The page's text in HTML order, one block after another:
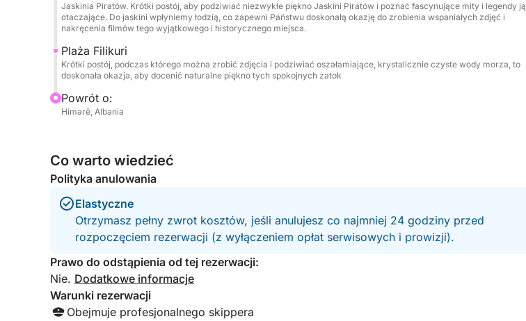
Jaskinia Piratów. Krótki postój, aby podziwiać niezwykłe piękno Jaskini Piratów i poznać fascynujące mity i legendy ją
otaczające. Do jaskini wpłyniemy łodzią, co zapewni Państwu doskonałą okazję do zrobienia wspaniałych zdjęć i
nakręcenia filmów tego wyjątkowego i historycznego miejsca.
Plaża Filikuri
Krótki postój, podczas którego można zrobić zdjęcia i podziwiać oszałamiające, krystalicznie czyste wody morza, to
doskonała okazja, aby docenić naturalne piękno tych spokojnych zatok
Powrót o:
Himarë, Albania
Co warto wiedzieć
Polityka anulowania
Elastyczne
Otrzymasz pełny zwrot kosztów, jeśli anulujesz co najmniej 24 godziny przed
rozpoczęciem rezerwacji (z wyłączeniem opłat serwisowych i prowizji).
Prawo do odstąpienia od tej rezerwacji:
Nie. Dodatkowe informacje
Warunki rezerwacji
Obejmuje profesjonalnego skippera